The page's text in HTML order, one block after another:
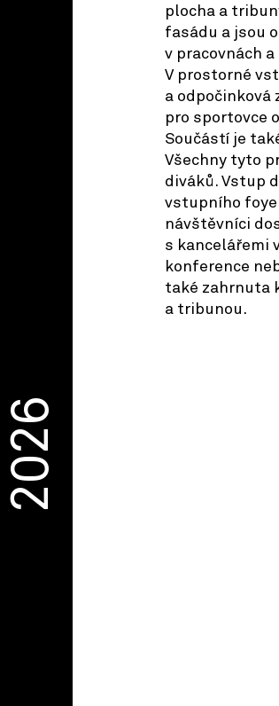
plocha a
fasádu a jsou
v pracovnách
V prostorné
a odpočinková
pro sportovce
Součástí je
Všechny tyto
diváků. Vstup
vstupního
návštěvníci
s kancelářemi
konference
také zahrnuta
a tribunou.
2026